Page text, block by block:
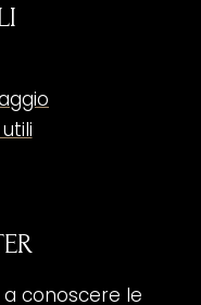
conoscere le